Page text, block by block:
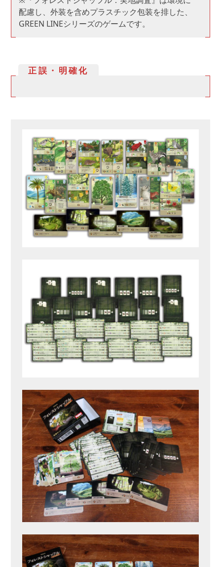
配慮し、外装を含めプラスチック包装を排した、
GREEN LINEシリーズのゲームです。
正誤・明確化